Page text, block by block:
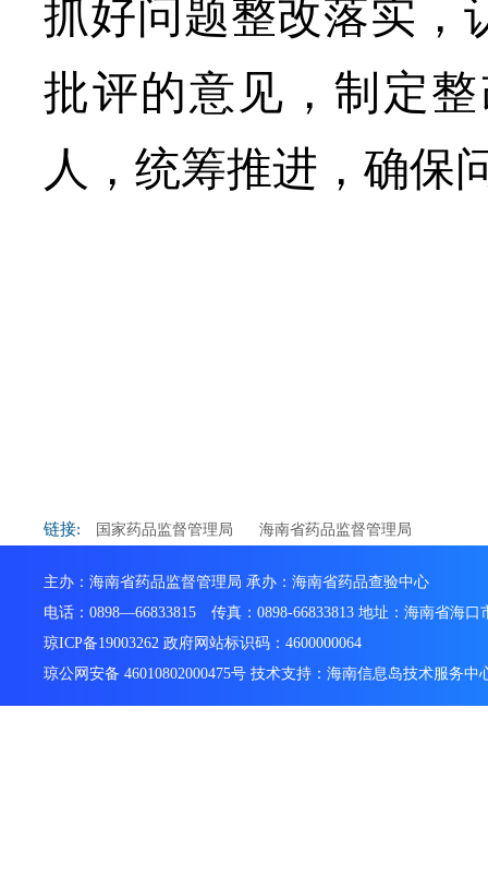
抓好问题整改落实，
批评的意见 ，制定
人， 统筹推进，确保
链接: 国家药品监督管理局 海南省药品监督管理局
主办：海南省药品监督管理局 承办：海南省药品查验中心
电话：0898—66833815 传真：0898-66833813 地址：海南省海口
琼ICP备19003262 政府网站标识码：4600000064
琼公网安备 46010802000475号 技术支持：海南信息岛技术服务中